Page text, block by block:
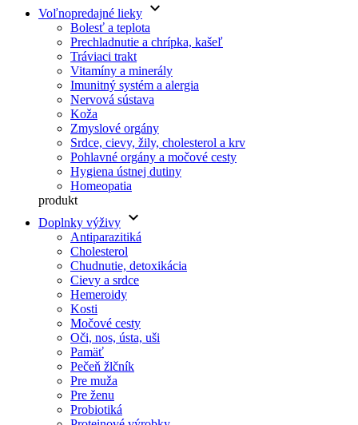
Voľnopredajné lieky keyboard_arrow_down
Bolesť a teplota
Prechladnutie a chrípka, kašeľ
Tráviaci trakt
Vitamíny a minerály
Imunitný systém a alergia
Nervová sústava
Koža
Zmyslové orgány
Srdce, cievy, žily, cholesterol a krv
Pohlavné orgány a močové cesty
Hygiena ústnej dutiny
Homeopatia
produkt
Doplnky výživy keyboard_arrow_down
Antiparazitiká
Cholesterol
Chudnutie, detoxikácia
Cievy a srdce
Hemeroidy
Kosti
Močové cesty
Oči, nos, ústa, uši
Pamäť
Pečeň žlčník
Pre muža
Pre ženu
Probiotiká